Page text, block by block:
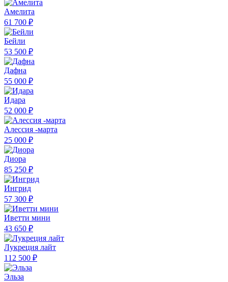
Амелита
61 700 ₽
Бейли
53 500 ₽
Дафна
55 000 ₽
Идара
52 000 ₽
Алессия -марта
25 000 ₽
Диора
85 250 ₽
Ингрид
57 300 ₽
Иветти мини
43 650 ₽
Лукреция лайт
112 500 ₽
Эльза